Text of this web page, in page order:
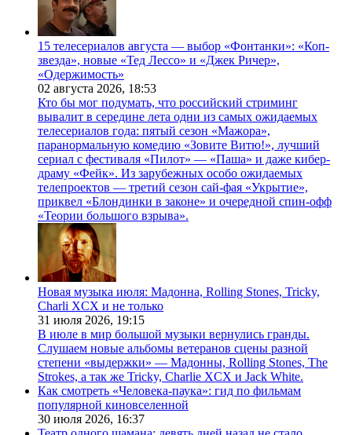
15 телесериалов августа — выбор «Фонтанки»: «Коп-
звезда», новые «Тед Лессо» и «Джек Ричер»,
«Одержимость»
02 августа 2026, 18:53
Кто бы мог подумать, что российский стриминг
вывалит в середине лета одни из самых ожидаемых
телесериалов года: пятый сезон «Мажора»,
паранормальную комедию «Зовите Витю!», лучший
сериал с фестиваля «Пилот» — «Паша» и даже кибер-
драму «Фейк». Из зарубежных особо ожидаемых
телепроектов — третий сезон сай-фая «Укрытие»,
приквел «Блондинки в законе» и очередной спин-офф
«Теории большого взрыва».
Новая музыка июля: Мадонна, Rolling Stones, Tricky,
Charli XCX и не только
31 июля 2026, 19:15
В июле в мир большой музыки вернулись гранды.
Слушаем новые альбомы ветеранов сцены разной
степени «выдержки» — Мадонны, Rolling Stones, The
Strokes, а так же Tricky, Charlie XCX и Jack White.
Как смотреть «Человека-паука»: гид по фильмам
популярной киновселенной
30 июля 2026, 16:37